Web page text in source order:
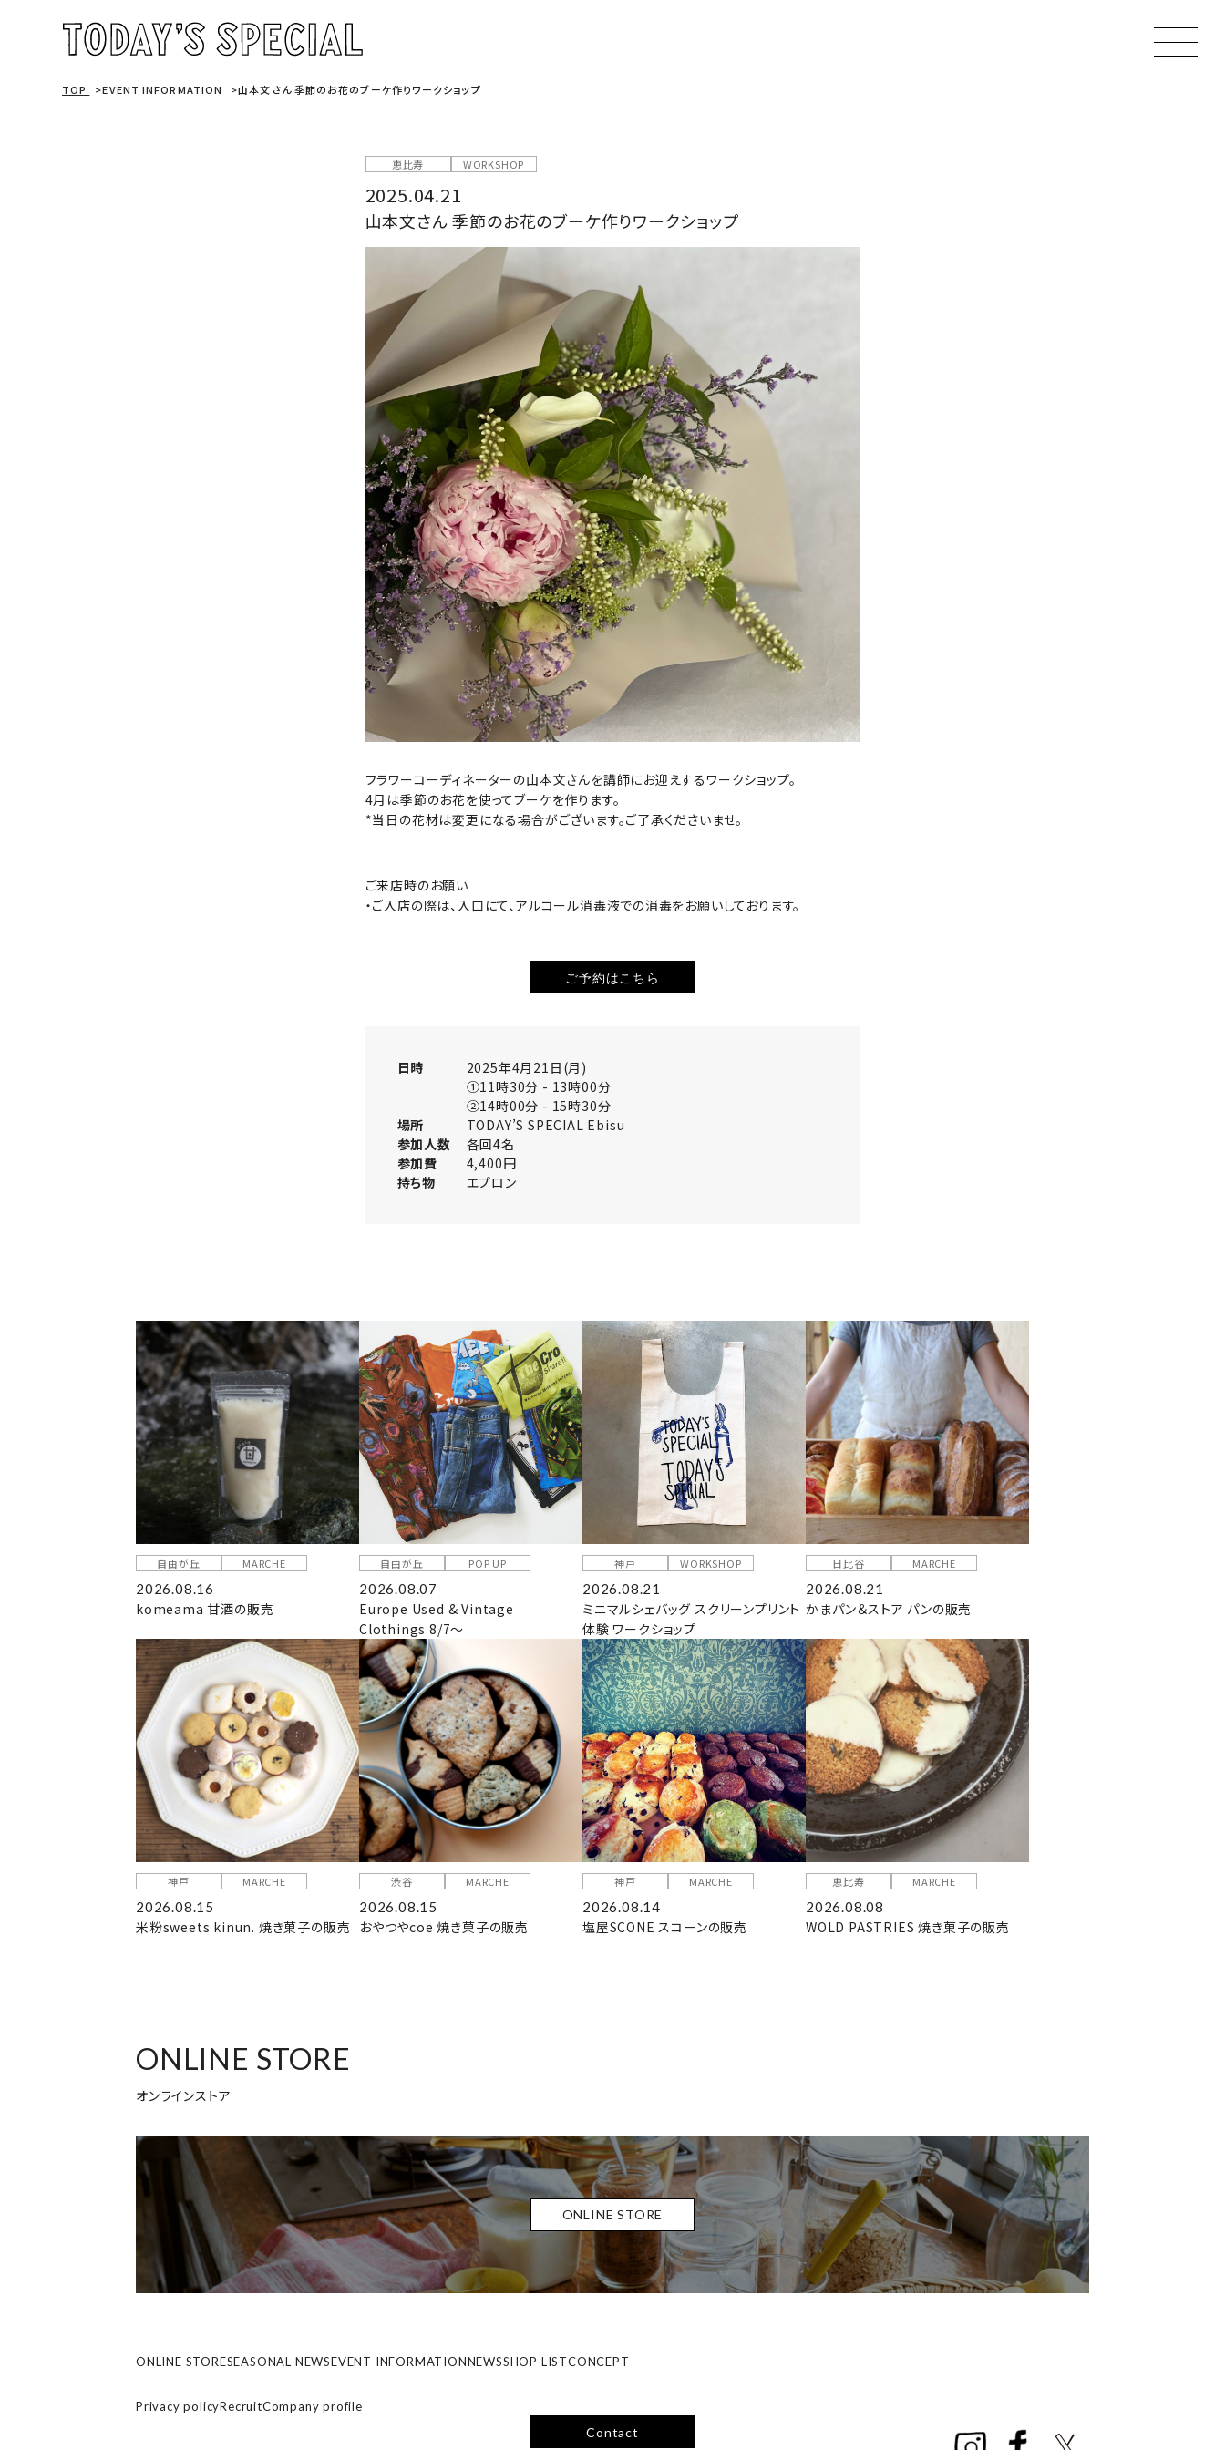
TOP EVENT INFORMATION 山本文さん 季節のお花のブーケ作りワークショップ
恵比寿 WORKSHOP
2025.04.21
山本文さん 季節のお花のブーケ作りワークショップ
フラワーコーディネーターの山本文さんを講師にお迎えするワークショップ。
4月は季節のお花を使ってブーケを作ります。
*当日の花材は変更になる場合がございます。ご了承くださいませ。
ご来店時のお願い
・ご入店の際は、入口にて、アルコール消毒液での消毒をお願いしております。
ご予約はこちら
日時
2025年4月21日(月)
①11時30分 - 13時00分
②14時00分 - 15時30分
場所
TODAY’S SPECIAL Ebisu
参加人数
各回4名
参加費
4,400円
持ち物
エプロン
自由が丘 MARCHE
2026.08.16
komeama 甘酒の販売
自由が丘 POP UP
2026.08.07
Europe Used & Vintage
Clothings 8/7～
神戸 WORKSHOP
2026.08.21
ミニマルシェバッグ スクリーンプリント
体験 ワークショップ
日比谷 MARCHE
2026.08.21
かまパン＆ストア パンの販売
神戸 MARCHE
2026.08.15
米粉sweets kinun. 焼き菓子の販売
渋谷 MARCHE
2026.08.15
おやつやcoe 焼き菓子の販売
神戸 MARCHE
2026.08.14
塩屋SCONE スコーンの販売
恵比寿 MARCHE
2026.08.08
WOLD PASTRIES 焼き菓子の販売
ONLINE STORE
オンラインストア
ONLINE STORE
ONLINE STORESEASONAL NEWSEVENT INFORMATIONNEWSSHOP LISTCONCEPT
Privacy policyRecruitCompany profile
Contact